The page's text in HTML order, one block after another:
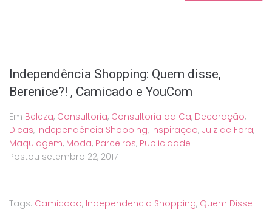
Independência Shopping: Quem disse,
Berenice?! , Camicado e YouCom
Em Beleza, Consultoria, Consultoria da Ca, Decoração,
Dicas, Independência Shopping, Inspiração, Juiz de Fora,
Maquiagem, Moda, Parceiros, Publicidade
Postou setembro 22, 2017
Tags: Camicado, Independencia Shopping, Quem Disse